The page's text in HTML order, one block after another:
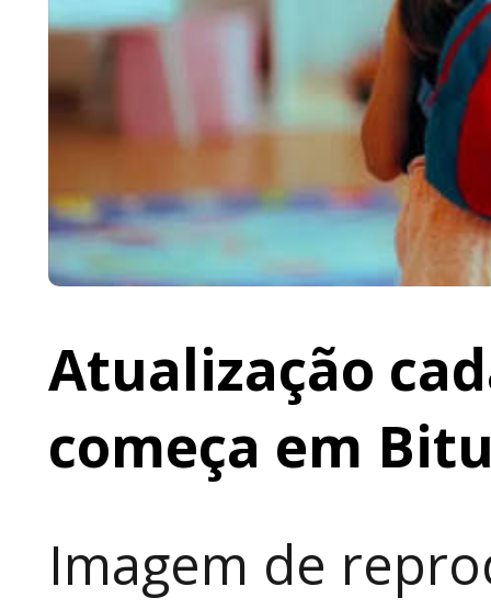
Atualização
começa em
Imagem de